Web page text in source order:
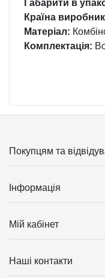
Габарити в
Країна
Матеріал:
Комплектація:
Покупцям та
Інформація
Мій кабінет
Наші контакти